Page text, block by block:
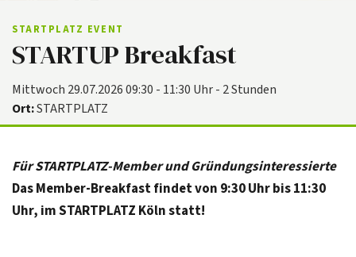
STARTPLATZ EVENT
STARTUP Breakfast
Mittwoch 29.07.2026 09:30 - 11:30 Uhr - 2 Stunden
Ort:STARTPLATZ
Für STARTPLATZ-Member und Gründungsinteressierte
Das Member-Breakfast findet von 9:30 Uhr bis 11:30
Uhr, im STARTPLATZ Köln statt!